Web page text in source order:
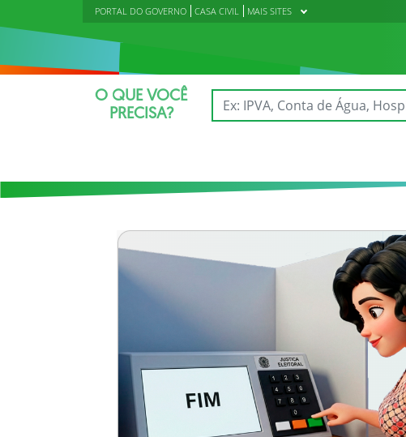
PORTAL DO GOVERNO CASA CIVIL MAIS SITES
O QUE VOCÊ
PRECISA?